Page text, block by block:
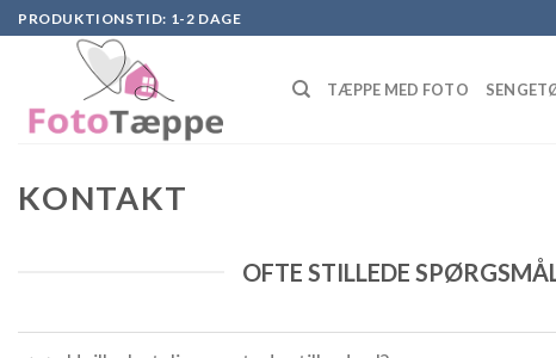
Skip
to
PRODUKTIONSTID: 1-2 DAGE
TÆPPE MED FOTO
KONTAKT
OFTE STILLEDE